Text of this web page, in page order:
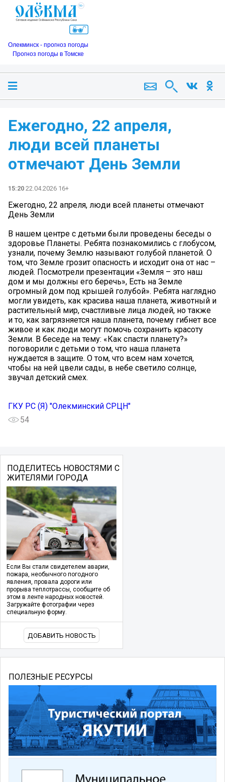
Олекминск - прогноз погоды
Прогноз погоды в Томске
Ежегодно, 22 апреля,
люди всей планеты
отмечают День Земли
15:20 22.04.2026 16+
Ежегодно, 22 апреля, люди всей планеты отмечают
День Земли
В нашем центре с детьми были проведены беседы о
здоровье Планеты. Ребята познакомились с глобусом,
узнали, почему Землю называют голубой планетой. О
том, что Земле грозит опасность и исходит она от нас –
людей. Посмотрели презентации «Земля – это наш
дом и мы должны его беречь», Есть на Земле
огромный дом под крышей голубой». Ребята наглядно
могли увидеть, как красива наша планета, животный и
растительный мир, счастливые лица людей, но также
и то, как загрязняется наша планета, почему гибнет все
живое и как люди могут помочь сохранить красоту
Земли. В беседе на тему: «Как спасти планету?»
поговорили с детьми о том, что наша планета
нуждается в защите. О том, что всем нам хочется,
чтобы на ней цвели сады, в небе светило солнце,
звучал детский смех.
ГКУ РС (Я) "Олекминский СРЦН"
54
ПОДЕЛИТЕСЬ НОВОСТЯМИ С
ЖИТЕЛЯМИ ГОРОДА
Если Вы стали свидетелем аварии,
пожара, необычного погодного
явления, провала дороги или
прорыва теплотрассы, сообщите об
этом в ленте народных новостей.
Загружайте фотографии через
специальную форму.
ДОБАВИТЬ НОВОСТЬ
ПОЛЕЗНЫЕ РЕСУРСЫ